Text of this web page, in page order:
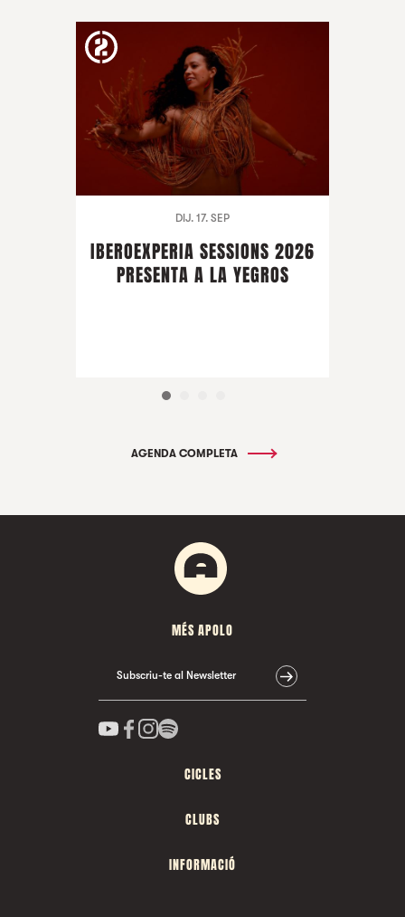
DIJ. 17. SEP
IBEROEXPERIA SESSIONS 2026
PRESENTA A LA YEGROS
AGENDA COMPLETA
MÉS APOLO
Subscriu-te al Newsletter
CICLES
CLUBS
INFORMACIÓ